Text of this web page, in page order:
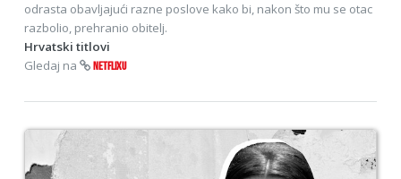
odrasta obavljajući razne poslove kako bi, nakon što mu se otac
razbolio, prehranio obitelj.
Hrvatski titlovi
Gledaj na
NETFLIXU